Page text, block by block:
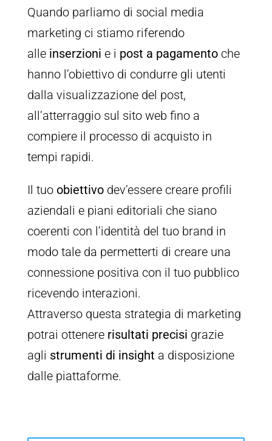
Quando parliamo di social media
marketing ci stiamo riferendo
alle inserzioni e i post a pagamentoche
hanno l’obiettivo di condurre gli utenti
dalla visualizzazione del post,
all’atterraggio sul sito web fino a
compiere il processo di acquisto in
tempi rapidi.
Il tuo obiettivodev’essere creare profili
aziendali e piani editoriali che siano
coerenti con l’identità del tuo brand in
modo tale da permetterti di creare una
connessione positiva con il tuo pubblico
ricevendo interazioni.
Attraverso questa strategia di marketing
potrai ottenere risultati precisi grazie
agli strumenti di insight a disposizione
dalle piattaforme.